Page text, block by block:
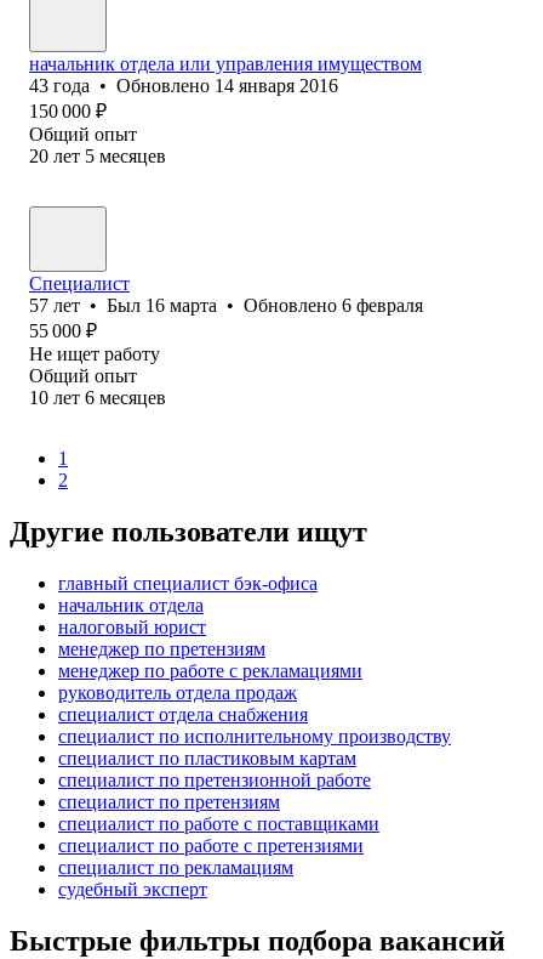
начальник отдела или управления имуществом
43 года • Обновлено 14 января 2016
150 000 ₽
Общий опыт
20 лет 5 месяцев
Специалист
57 лет • Был 16 марта • Обновлено 6 февраля
55 000 ₽
Не ищет работу
Общий опыт
10 лет 6 месяцев
1
2
Другие пользователи ищут
главный специалист бэк-офиса
начальник отдела
налоговый юрист
менеджер по претензиям
менеджер по работе с рекламациями
руководитель отдела продаж
специалист отдела снабжения
специалист по исполнительному производству
специалист по пластиковым картам
специалист по претензионной работе
специалист по претензиям
специалист по работе с поставщиками
специалист по работе с претензиями
специалист по рекламациям
судебный эксперт
Быстрые фильтры подбора вакансий